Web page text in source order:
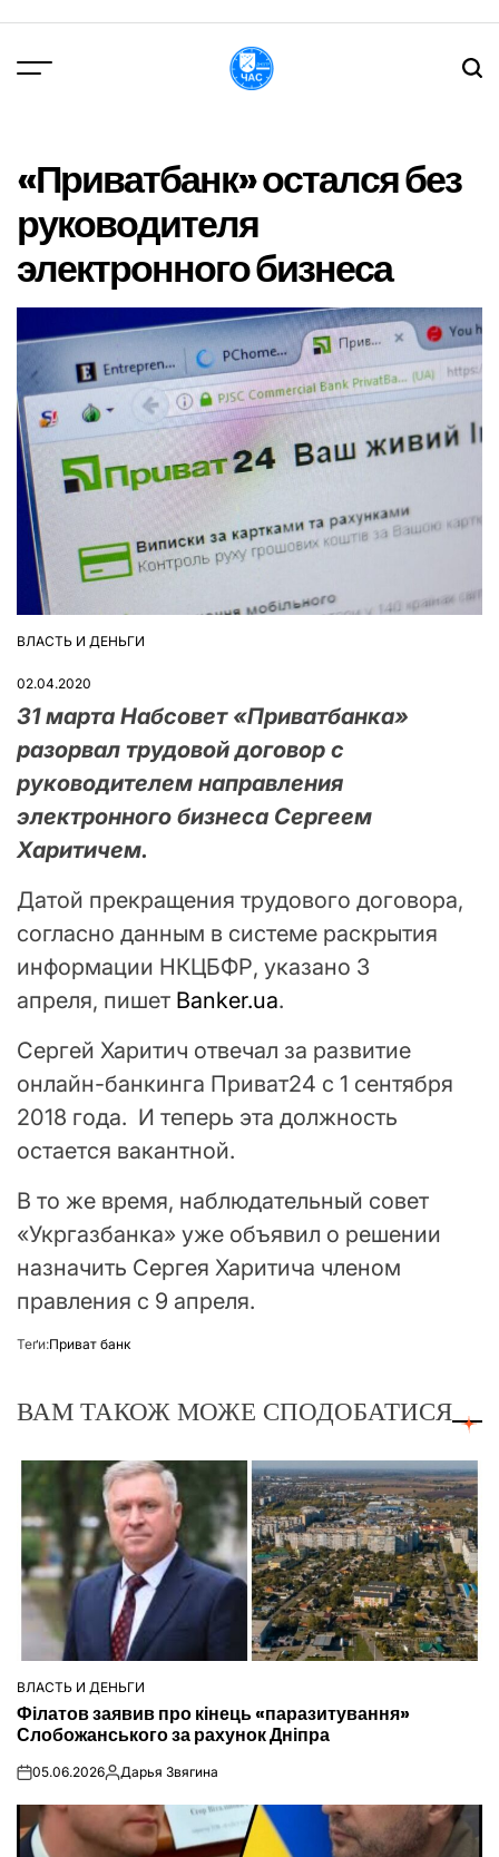
вмісту
«Приватбанк» остался без
руководителя
электронного бизнеса
ОПУБЛІКУВАТИ
ВЛАСТЬ И ДЕНЬГИ
02.04.2020
31 марта Набсовет «Приватбанка»
разорвал трудовой договор с
руководителем направления
электронного бизнеса Сергеем
Харитичем.
Датой прекращения трудового договора,
согласно данным в системе раскрытия
информации НКЦБФР, указано 3
апреля, пишет Banker.ua.
Сергей Харитич отвечал за развитие
онлайн-банкинга Приват24 с 1 сентября
2018 года. И теперь эта должность
остается вакантной.
В то же время, наблюдательный совет
«Укргазбанка» уже объявил о решении
назначить Сергея Харитича членом
правления с 9 апреля.
Теґи:Приват банк
ВАМ ТАКОЖ МОЖЕ СПОДОБАТИСЯ
ОПУБЛІКУВАТИ
У
ВЛАСТЬ И ДЕНЬГИ
Філатов заявив про кінець «паразитування»
Слобожанського за рахунок Дніпра
on05.06.2026Опубліковано
Дарья Звягина